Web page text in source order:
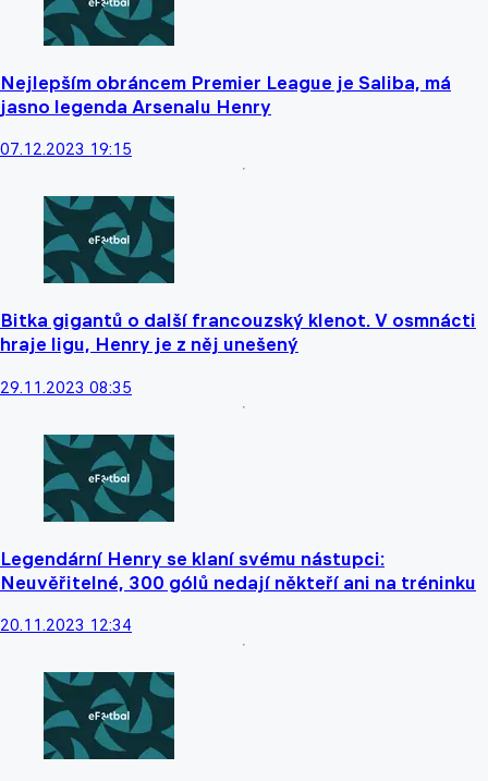
Nejlepším obráncem Premier League je Saliba, má
jasno legenda Arsenalu Henry
07.12.2023 19:15
Bitka gigantů o další francouzský klenot. V osmnácti
hraje ligu, Henry je z něj unešený
29.11.2023 08:35
Legendární Henry se klaní svému nástupci:
Neuvěřitelné, 300 gólů nedají někteří ani na tréninku
20.11.2023 12:34